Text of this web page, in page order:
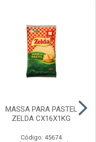
MASSA PARA PASTEL
ZELDA CX16X1KG
Código: 45674